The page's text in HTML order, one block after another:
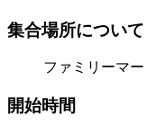
集合場所について
ファミリーマ
開始時間